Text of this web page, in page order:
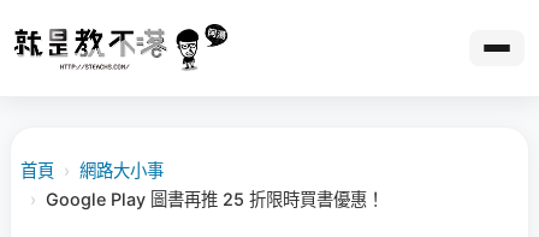
首頁 › 網路大小事
› Google Play 圖書再推 25 折限時買書優惠！